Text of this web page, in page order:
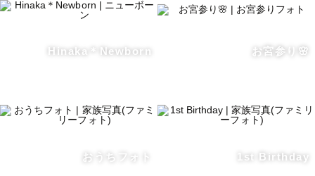
┈┈┈┈┈┈┈┈┈┈┈┈┈┈┈┈┈┈┈┈┈┈┈┈┈┈
いう写真を届けたい。
幸せな瞬間
Hinaka＊Newborn お宮参り🌸
おうちフォト 1st Birthday